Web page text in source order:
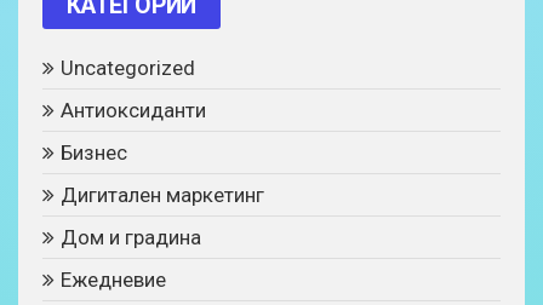
Uncategorized
Антиоксиданти
Бизнес
Дигитален маркетинг
Дом и градина
Ежедневие